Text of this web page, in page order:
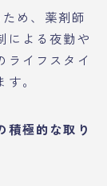
め、薬剤師
による夜勤や
ライフスタイ
。
積極的な取り